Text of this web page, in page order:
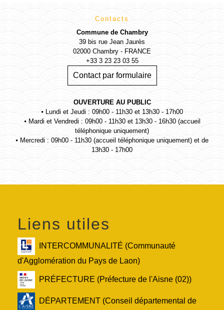
Contacts
Commune de Chambry
39 bis rue Jean Jaurès
02000 Chambry - FRANCE
+33 3 23 23 03 55
Contact par formulaire
OUVERTURE AU PUBLIC
⦁ Lundi et Jeudi : 09h00 - 11h30 et 13h30 - 17h00
⦁ Mardi et Vendredi : 09h00 - 11h30 et 13h30 - 16h30 (accueil
téléphonique uniquement)
⦁ Mercredi : 09h00 - 11h30 (accueil téléphonique uniquement) et de
13h30 - 17h00
Liens utiles
INTERCOMMUNALITÉ (Communauté
d'Agglomération du Pays de Laon)
PRÉFECTURE (Préfecture de l'Aisne (02))
DÉPARTEMENT (Conseil départemental de